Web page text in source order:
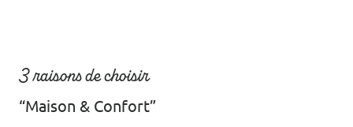
3 raisons de choisir
“Maison & Confort”